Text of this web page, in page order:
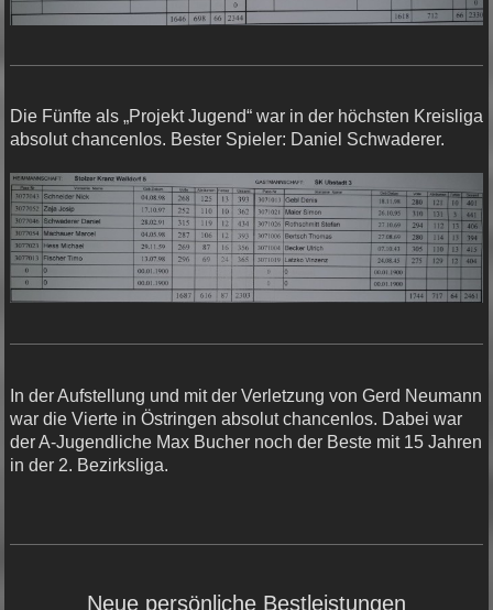
Die Fünfte als „Projekt Jugend“ war in der höchsten Kreisliga
absolut chancenlos. Bester Spieler: Daniel Schwaderer.
In der Aufstellung und mit der Verletzung von Gerd Neumann
war die Vierte in Östringen absolut chancenlos. Dabei war
der A-Jugendliche Max Bucher noch der Beste mit 15 Jahren
in der 2. Bezirksliga.
Neue persönliche Bestleistungen